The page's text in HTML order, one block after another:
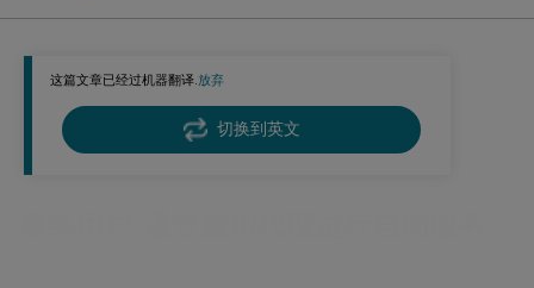
这篇文章已经过机器翻译.放弃
切换到英文